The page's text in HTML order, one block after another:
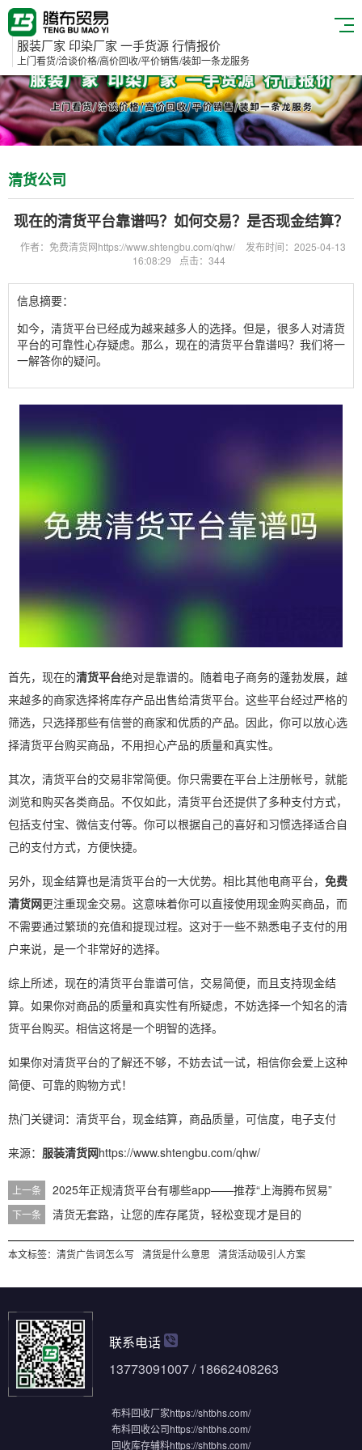
服装厂家 印染厂家 一手货源 行情报价
上门看货/洽谈价格/高价回收/平价销售/装卸一条龙服务
清货公司
现在的清货平台靠谱吗？如何交易？是否现金结算？
作者：免费清货网https://www.shtengbu.com/qhw/
发布时间：2025-04-13
16:08:29
点击：344
信息摘要：
如今，清货平台已经成为越来越多人的选择。但是，很多人对清货
平台的可靠性心存疑虑。那么，现在的清货平台靠谱吗？我们将一
一解答你的疑问。
首先，现在的清货平台绝对是靠谱的。随着电子商务的蓬勃发展，越
来越多的商家选择将库存产品出售给清货平台。这些平台经过严格的
筛选，只选择那些有信誉的商家和优质的产品。因此，你可以放心选
择清货平台购买商品，不用担心产品的质量和真实性。
其次，清货平台的交易非常简便。你只需要在平台上注册帐号，就能
浏览和购买各类商品。不仅如此，清货平台还提供了多种支付方式，
包括支付宝、微信支付等。你可以根据自己的喜好和习惯选择适合自
己的支付方式，方便快捷。
另外，现金结算也是清货平台的一大优势。相比其他电商平台， 免费
清货网更注重现金交易。这意味着你可以直接使用现金购买商品，而
不需要通过繁琐的充值和提现过程。这对于一些不熟悉电子支付的用
户来说，是一个非常好的选择。
综上所述，现在的清货平台靠谱可信，交易简便，而且支持现金结
算。如果你对商品的质量和真实性有所疑虑，不妨选择一个知名的清
货平台购买。相信这将是一个明智的选择。
如果你对清货平台的了解还不够，不妨去试一试，相信你会爱上这种
简便、可靠的购物方式！
热门关键词：清货平台，现金结算，商品质量，可信度，电子支付
来源： 服装清货网https://www.shtengbu.com/qhw/
上一条 2025年正规清货平台有哪些app——推荐“上海腾布贸易”
下一条 清货无套路，让您的库存尾货，轻松变现才是目的
本文标签： 清货广告词怎么写 清货是什么意思 清货活动吸引人方案
联系电话
13773091007 / 18662408263
布料回收厂家https://shtbhs.com/
布料回收公司https://shtbhs.com/
回收库存辅料https://shtbhs.com/